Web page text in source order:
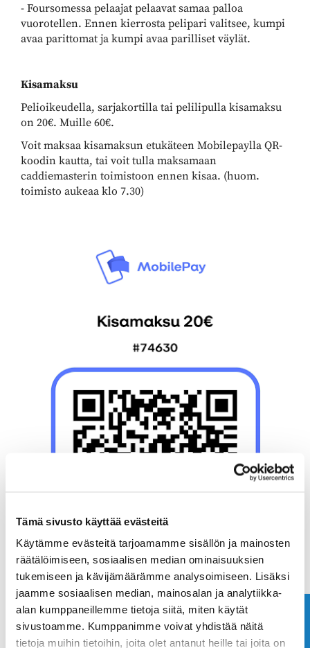
Tämä sivusto käyttää evästeitä
Käytämme evästeitä tarjoamamme sisällön ja mainosten
räätälöimiseen, sosiaalisen median ominaisuuksien
tukemiseen ja kävijämäärämme analysoimiseen. Lisäksi
jaamme sosiaalisen median, mainosalan ja analytiikka-
alan kumppaneillemme tietoja siitä, miten käytät
sivustoamme. Kumppanimme voivat yhdistää näitä
tietoja muihin tietoihin, joita olet antanut heille tai joita on
- Foursomessa pelaajat pelaavat samaa palloa
vuorotellen. Ennen kierrosta pelipari valitsee, kumpi
avaa parittomat ja kumpi avaa parilliset väylät.
Kisamaksu
Pelioikeudella, sarjakortilla tai pelilipulla kisamaksu
on 20€. Muille 60€.
Voit maksaa kisamaksun etukäteen Mobilepaylla QR-
koodin kautta, tai voit tulla maksamaan
caddiemasterin toimistoon ennen kisaa. (huom.
toimisto aukeaa klo 7.30)